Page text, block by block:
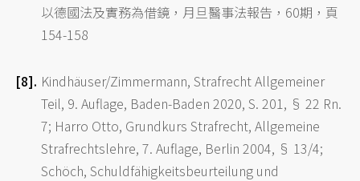
以德國法及實務為借鏡，月旦醫事法報告，60期，頁
154-158
Kindhäuser/Zimmermann, Strafrecht Allgemeiner
Teil, 9. Auflage, Baden-Baden 2020, S. 201, § 22 Rn.
7; Harro Otto, Grundkurs Strafrecht, Allgemeine
Strafrechtslehre, 7. Auflage, Berlin 2004, § 13/4;
Schöch, Schuldfähigkeitsbeurteilung und